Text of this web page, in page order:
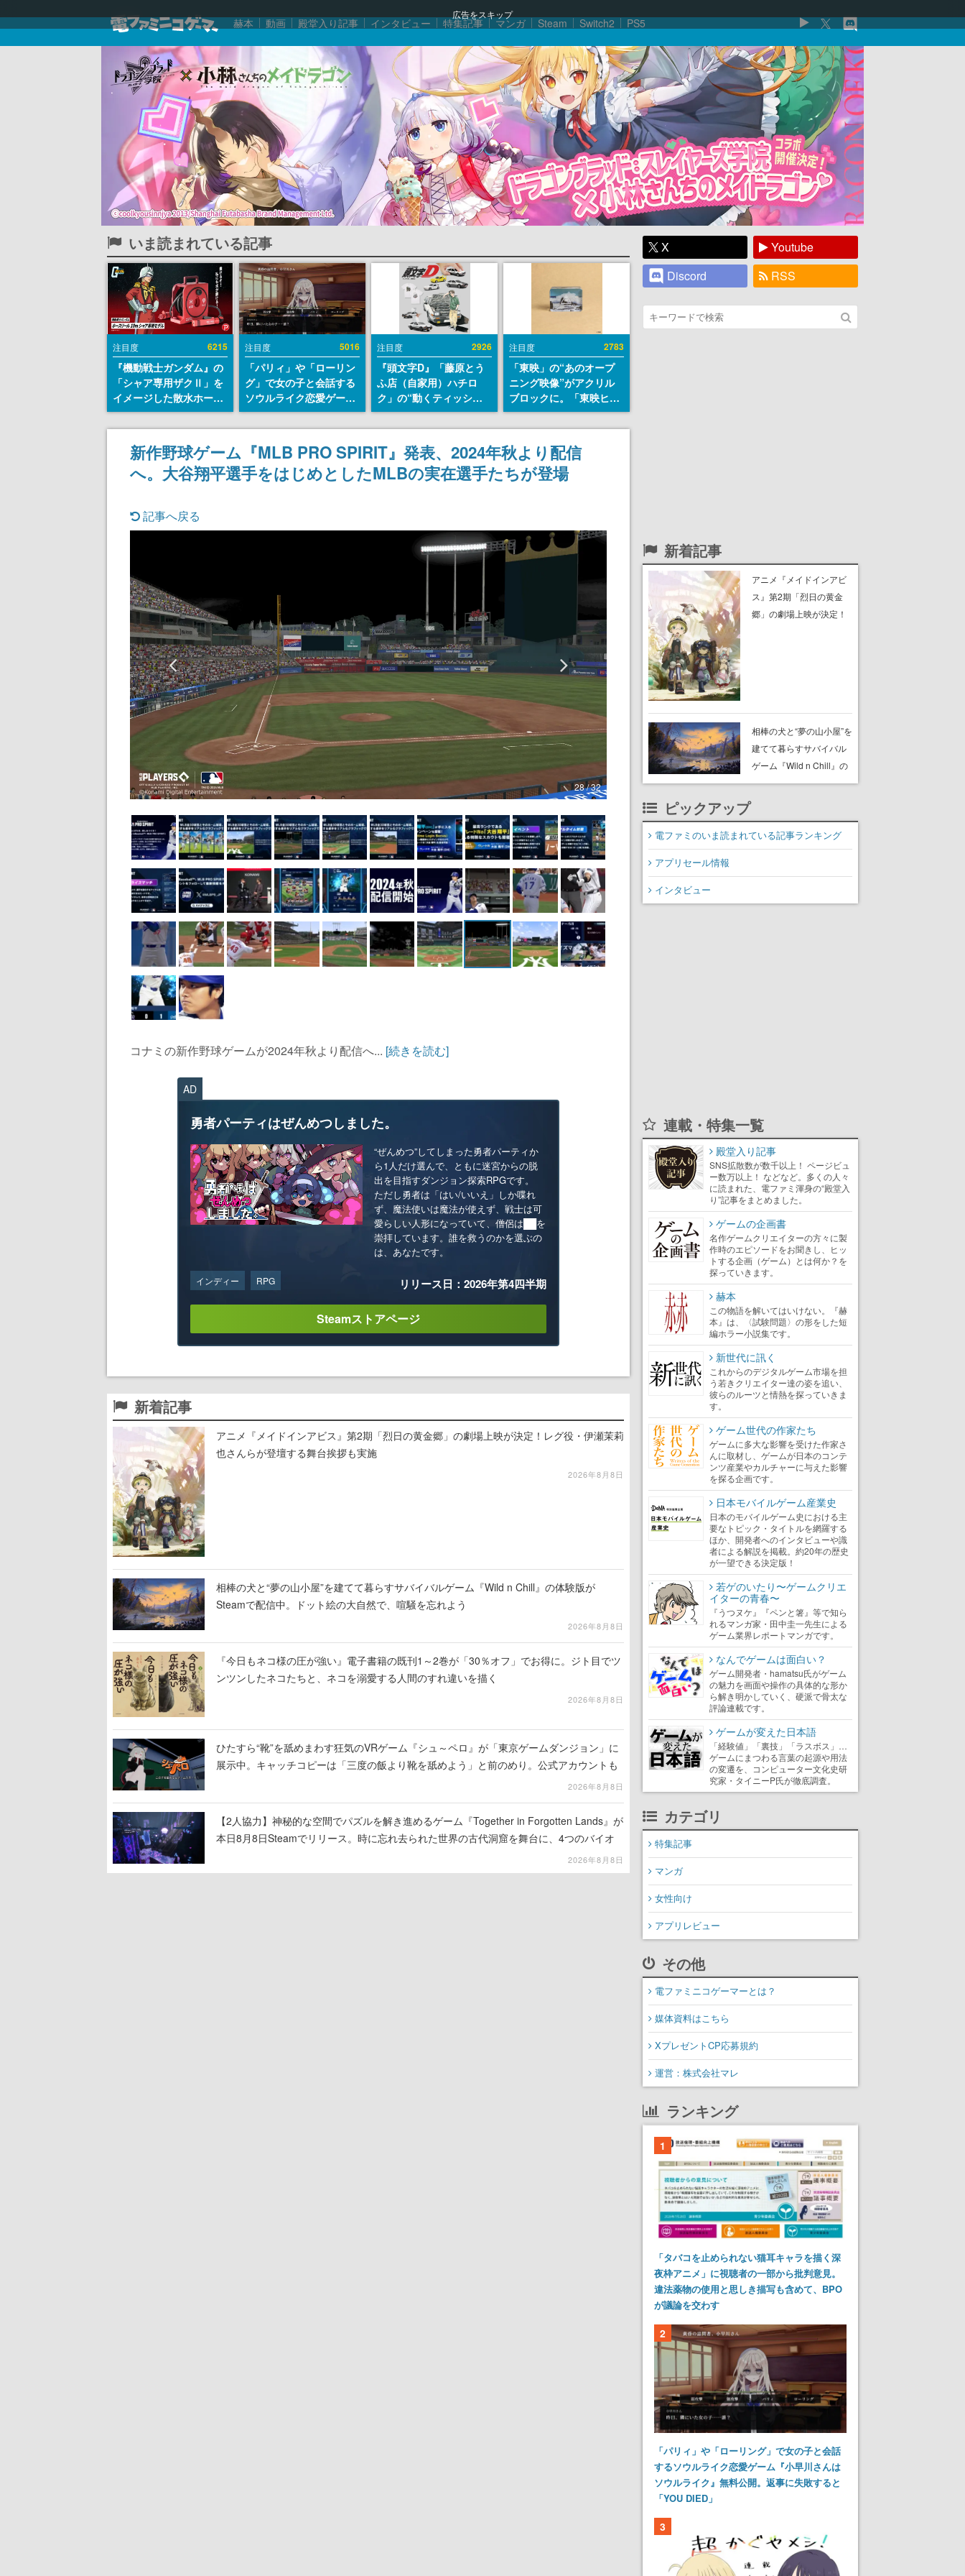
広告をスキップ
赫本 動画 殿堂入り記事 インタビュー 特集記事 マンガ Steam Switch2 PS5
いま読まれている記事
注目度 6215
『機動戦士ガンダム』の
「シャア専用ザクⅡ」を
イメージした散水ホース
リールが予約開始。本体
にはシャアのパーソナル
マークやジオン公国軍の
エンブレム、型式番号な
どを配置
注目度 5016
「パリィ」や「ローリン
グ」で女の子と会話する
ソウルライク恋愛ゲーム
『小早川さんはソウルラ
イク』無料公開。返事に
失敗すると「YOU
DIED」
注目度 2926
『頭文字D』「藤原とう
ふ店（自家用）ハチロ
ク」の“動くティッシュ
ケース”が買えるポップ
アップショップが開催
へ。マンガの舞台である
群馬の「イオンモール高
崎」にて、8月11日から8
注目度 2783
「東映」の“あのオープ
ニング映像”がアクリル
ブロックに。「東映ヒス
トリカル グッズコレクシ
ョン」が8月下旬より発
売
新作野球ゲーム『MLB PRO SPIRIT』発表、2024年秋より配信
へ。大谷翔平選手をはじめとしたMLBの実在選手たちが登場
記事へ戻る
28 / 32
コナミの新作野球ゲームが2024年秋より配信へ... [続きを読む]
AD
勇者パーティはぜんめつしました。
“ぜんめつ”してしまった勇者パーティか
ら1人だけ選んで、ともに迷宮からの脱
出を目指すダンジョン探索RPGです。
ただし勇者は「はい/いいえ」しか喋れ
ず、魔法使いは魔法が使えず、戦士は可
愛らしい人形になっていて、僧侶は██を
崇拝しています。誰を救うのかを選ぶの
は、あなたです。
インディー RPG リリース日：2026年第4四半期
Steamストアページ
新着記事
アニメ『メイドインアビス』第2期「烈日の黄金郷」の劇場上映が決定！レグ役・伊瀬茉莉
也さんらが登壇する舞台挨拶も実施
2026年8月8日
相棒の犬と“夢の山小屋”を建てて暮らすサバイバルゲーム『Wild n Chill』の体験版が
Steamで配信中。ドット絵の大自然で、喧騒を忘れよう
2026年8月8日
『今日もネコ様の圧が強い』電子書籍の既刊1～2巻が「30％オフ」でお得に。ジト目でツ
ンツンしたネコたちと、ネコを溺愛する人間のすれ違いを描く
2026年8月8日
ひたすら“靴”を舐めまわす狂気のVRゲーム『シュ～ペロ』が「東京ゲームダンジョン」に
展示中。キャッチコピーは「三度の飯より靴を舐めよう」と前のめり。公式アカウントも
2026年8月8日
【2人協力】神秘的な空間でパズルを解き進めるゲーム『Together in Forgotten Lands』が
本日8月8日Steamでリリース。時に忘れ去られた世界の古代洞窟を舞台に、4つのバイオ
2026年8月8日
X
Youtube
Discord
RSS
新着記事
アニメ『メイドインアビ
ス』第2期「烈日の黄金
郷」の劇場上映が決定！
相棒の犬と“夢の山小屋”を
建てて暮らすサバイバル
ゲーム『Wild n Chill』の
体験版がSteamで配信
ピックアップ
電ファミのいま読まれている記事ランキング
アプリセール情報
インタビュー
連載・特集一覧
殿堂入り記事
SNS拡散数が数千以上！ ページビュ
ー数万以上！ などなど。多くの人々
に読まれた、電ファミ渾身の“殿堂入
り”記事をまとめました。
ゲームの企画書
名作ゲームクリエイターの方々に製
作時のエピソードをお聞きし、ヒッ
トする企画（ゲーム）とは何か？を
探っていきます。
赫本
この物語を解いてはいけない。『赫
本』は、〈試験問題〉の形をした短
編ホラー小説集です。
新世代に訊く
これからのデジタルゲーム市場を担
う若きクリエイター達の姿を追い、
彼らのルーツと情熱を探っていきま
す。
ゲーム世代の作家たち
ゲームに多大な影響を受けた作家さ
んに取材し、ゲームが日本のコンテ
ンツ産業やカルチャーに与えた影響
を探る企画です。
日本モバイルゲーム産業史
日本のモバイルゲーム史における主
要なトピック・タイトルを網羅する
ほか、開発者へのインタビューや識
者による解説を掲載。約20年の歴史
が一望できる決定版！
若ゲのいたり〜ゲームクリエ
イターの青春〜
『うつヌケ』『ペンと箸』等で知ら
れるマンガ家・田中圭一先生による
ゲーム業界レポートマンガです。
なんでゲームは面白い？
ゲーム開発者・hamatsu氏がゲーム
の魅力を画面や操作の具体的な形か
ら解き明かしていく、硬派で骨太な
評論連載です。
ゲームが変えた日本語
「経験値」「裏技」「ラスボス」…
ゲームにまつわる言葉の起源や用法
の変遷を、コンピューター文化史研
究家・タイニーP氏が徹底調査。
カテゴリ
特集記事
マンガ
女性向け
アプリレビュー
その他
電ファミニコゲーマーとは？
媒体資料はこちら
XプレゼントCP応募規約
運営：株式会社マレ
ランキング
1
「タバコを止められない猫耳キャラを描く深
夜枠アニメ」に視聴者の一部から批判意見。
違法薬物の使用と思しき描写も含めて、BPO
が議論を交わす
2
「パリィ」や「ローリング」で女の子と会話
するソウルライク恋愛ゲーム『小早川さんは
ソウルライク』無料公開。返事に失敗すると
「YOU DIED」
3